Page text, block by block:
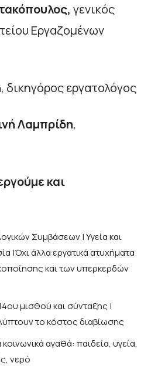
γενικός
Εργαζομένων
, δικηγόρος εργατολόγος
Λαμπρίδη,
και
Συμβάσεων | Υγεία και
|Όχι άλλα εργατικά ατυχήματα
και των υπερκερδών
μισθού και σύνταξης |
το κόστος διαβίωσης
αγαθά: παιδεία, υγεία,
νερό